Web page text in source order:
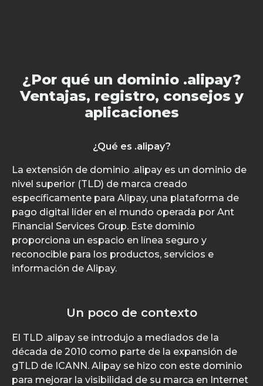
¿Por qué un dominio .alipay?
Ventajas, registro, consejos y
aplicaciones
¿Qué es .alipay?
La extensión de dominio .alipay es un dominio de
nivel superior (TLD) de marca creado
específicamente para Alipay, una plataforma de
pago digital líder en el mundo operada por Ant
Financial Services Group. Este dominio
proporciona un espacio en línea seguro y
reconocible para los productos, servicios e
información de Alipay.
Un poco de contexto
El TLD .alipay se introdujo a mediados de la
década de 2010 como parte de la expansión de
gTLD de ICANN. Alipay se hizo con este dominio
para mejorar la visibilidad de su marca en Internet